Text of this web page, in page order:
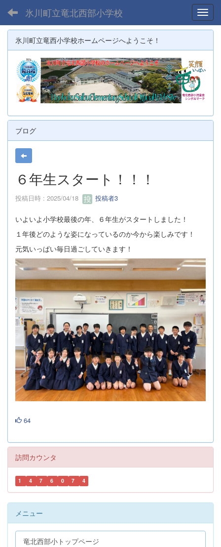
氷川町立竜北西部小学校
氷川町立竜西小学校ホームページへようこそ！
ブログ
６年生スタート！！！
投稿日時 : 2025/04/18 投稿者3
いよいよ小学校最後の年、６年生がスタートしました！
１年後どのような姿になっているのか今から楽しみです！
元気いっぱい毎日過ごしていきます！
64
訪問カウンタ
1 4 7 6 0 7 4
メニュー
竜北西部小トップページ